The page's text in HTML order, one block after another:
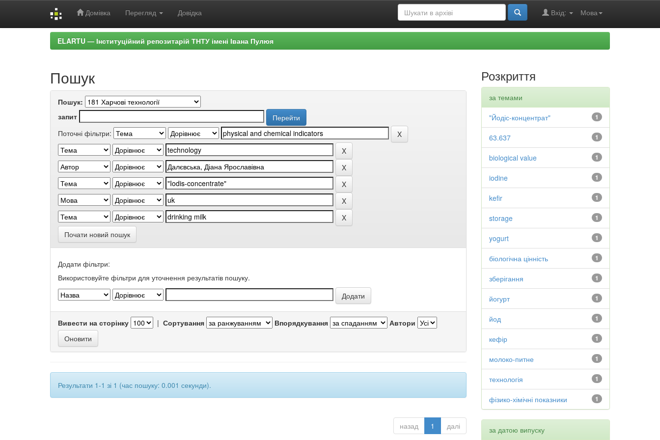
Домівка Перегляд Довідка Мова
Вхід:
ELARTU — Інституційний репозитарій ТНТУ імені Івана Пулюя
Пошук
Пошук:
запит
Поточні фільтри:
Почати новий пошук
Додати фільтри:
Використовуйте фільтри для уточнення результатів пошуку.
Вивести на сторінку | Сортування Впорядкування Автори
Результати 1-1 зі 1 (час пошуку: 0.001 секунди).
назад 1 далі
Розкриття
за темами
1
"Йодіс-концентрат"
1
63.637
1
biological value
1
iodine
1
kefir
1
storage
1
yogurt
1
біологічна цінність
1
зберігання
1
йогурт
1
йод
1
кефір
1
молоко-питне
1
технологія
1
фізико-хімічні показники
за датою випуску